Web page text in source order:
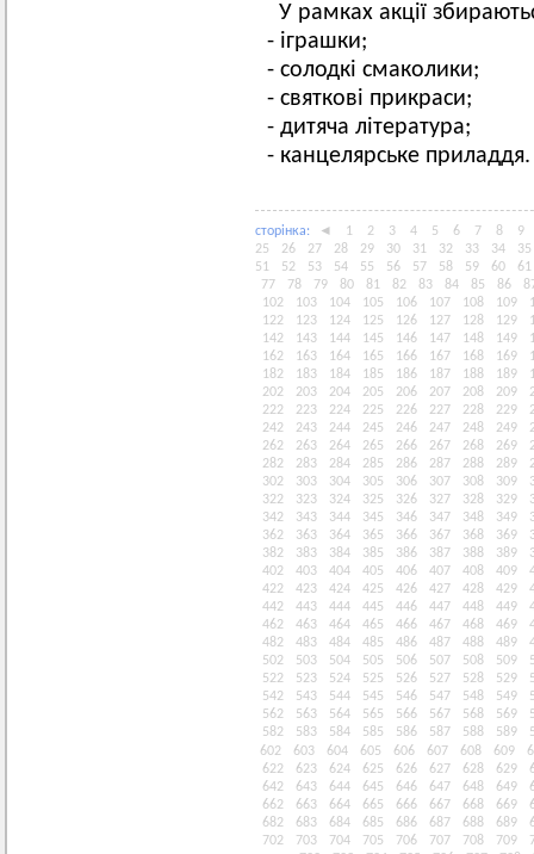
У рамках акції
- іграшки;
- солодкі смаколики;
- святкові прикраси;
- дитяча література;
- канцелярське приладдя.
сторiнка: ◄ 1 2 3 4 5 6 7 8
9
25
26 27 28 29 30 31 32 33 34
35
51
52 53 54 55 56 57 58 59 60
61
77
78 79 80 81 82 83 84 85 86
102
103 104 105 106 107 108 109
122
123 124 125 126 127 128 129
142
143 144 145 146 147 148 149
162
163 164 165 166 167 168 169
182
183 184 185 186 187 188 189
202
203 204 205 206 207 208 209
222
223 224 225 226 227 228 229
242
243 244 245 246 247 248 249
262
263 264 265 266 267 268 269
282
283 284 285 286 287 288 289
302
303 304 305 306 307 308 309
322
323 324 325 326 327 328 329
342
343 344 345 346 347 348 349
362
363 364 365 366 367 368 369
382
383 384 385 386 387 388 389
402
403 404 405 406 407 408 409
422
423 424 425 426 427 428 429
442
443 444 445 446 447 448 449
462
463 464 465 466 467 468 469
482
483 484 485 486 487 488 489
502
503 504 505 506 507 508 509
522
523 524 525 526 527 528 529
542
543 544 545 546 547 548 549
562
563 564 565 566 567 568 569
582
583 584 585 586 587 588 589
602
603 604 605 606 607 608 609
622
623 624 625 626 627 628 629
642
643 644 645 646 647 648 649
662
663 664 665 666 667 668 669
682
683 684 685 686 687 688 689
702
703 704 705 706 707 708 709